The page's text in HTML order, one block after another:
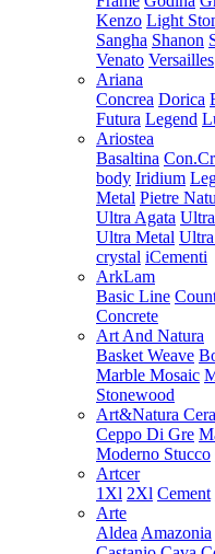
Kenzo Light
Sangha Shanon
Venato Versailles
Ariana
Concrea Dorica
Futura Legend
Ariostea
Basaltina
body Iridium
Metal Pietre
Ultra Agata
Ultra Metal
crystal iCementi
ArkLam
Basic Line
Concrete
Art And Natura
Basket Weave
Marble Mosaic
Stonewood
Art&Natura
Ceppo Di Gre
Moderno Stucco
Artcer
1Xl 2Xl Cement
Arte
Aldea Amazonia